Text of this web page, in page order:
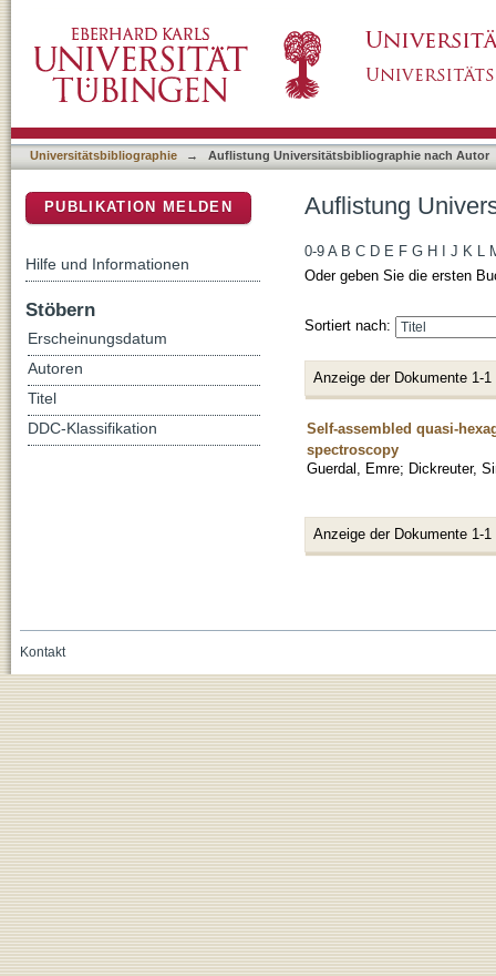
Universitätsbibliographie → Auflistung Universitätsbibliographie nach Autor
Auflistung
0-9 A B C D E F G H J K L
Oder geben Sie die ersten
Sortiert nach:
Anzeige der Dokumente 1-1
Self-assembled quasi-
spectroscopy
Guerdal, Emre; Dickreuter,
Anzeige der Dokumente 1-1
PUBLIKATION MELDEN
Hilfe und Informationen
Stöbern
Erscheinungsdatum
Autoren
Titel
DDC-Klassifikation
Kontakt